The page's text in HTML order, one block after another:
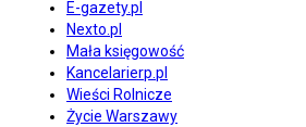
E-gazety.pl
Nexto.pl
Mała księgowość
Kancelarierp.pl
Wieści Rolnicze
Życie Warszawy